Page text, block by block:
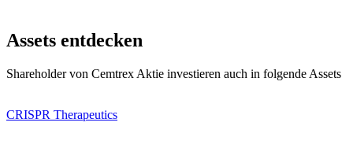
Assets entdecken
Shareholder von Cemtrex Aktie investieren auch in folgende Assets
CRISPR Therapeutics